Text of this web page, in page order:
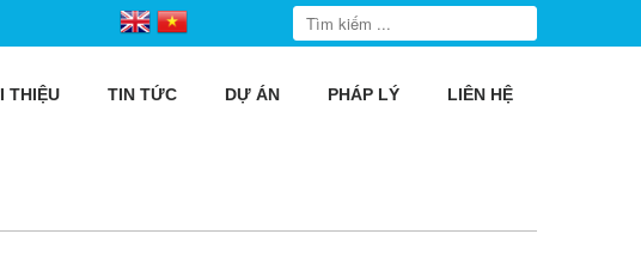
THIỆU TIN TỨC DỰ ÁN PHÁP LÝ LIÊN HỆ